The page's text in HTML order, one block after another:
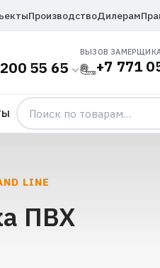
ПроизводствоДилерам
55 65
ВЫЗОВ
+7 771
LINE
ПВХ